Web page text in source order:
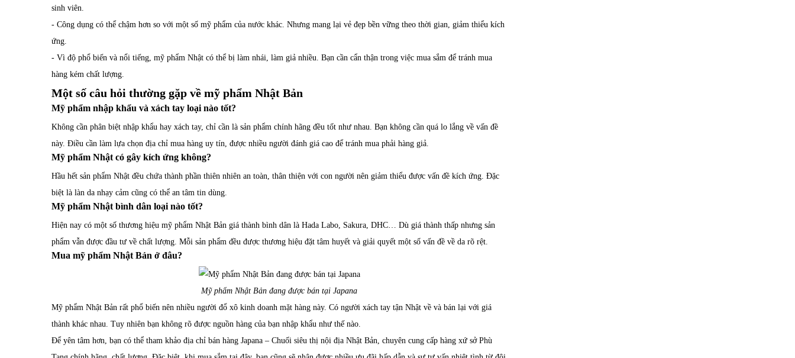
sinh viên.
- Công dụng có thể chậm hơn so với một số mỹ phẩm của nước khác. Nhưng mang lại vẻ đẹp bền vững theo thời gian, giảm thiểu kích
ứng.
- Vì độ phổ biến và nổi tiếng, mỹ phẩm Nhật có thể bị làm nhái, làm giả nhiều. Bạn cần cẩn thận trong việc mua sắm để tránh mua
hàng kém chất lượng.
Một số câu hỏi thường gặp về mỹ phẩm Nhật Bản
Mỹ phẩm nhập khẩu và xách tay loại nào tốt?
Không cần phân biệt nhập khẩu hay xách tay, chỉ cần là sản phẩm chính hãng đều tốt như nhau. Bạn không cần quá lo lắng về vấn đề
này. Điều cần làm lựa chọn địa chỉ mua hàng uy tín, được nhiều người đánh giá cao để tránh mua phải hàng giả.
Mỹ phẩm Nhật có gây kích ứng không?
Hầu hết sản phẩm Nhật đều chứa thành phần thiên nhiên an toàn, thân thiện với con người nên giảm thiểu được vấn đề kích ứng. Đặc
biệt là làn da nhạy cảm cũng có thể an tâm tin dùng.
Mỹ phẩm Nhật bình dân loại nào tốt?
Hiện nay có một số thương hiệu mỹ phẩm Nhật Bản giá thành bình dân là Hada Labo, Sakura, DHC… Dù giá thành thấp nhưng sản
phẩm vẫn được đầu tư về chất lượng. Mỗi sản phẩm đều được thương hiệu đặt tâm huyết và giải quyết một số vấn đề về da rõ rệt.
Mua mỹ phẩm Nhật Bản ở đâu?
Mỹ phẩm Nhật Bản đang được bán tại Japana
Mỹ phẩm Nhật Bản rất phổ biến nên nhiều người đổ xô kinh doanh mặt hàng này. Có người xách tay tận Nhật về và bán lại với giá
thành khác nhau. Tuy nhiên bạn không rõ được nguồn hàng của bạn nhập khẩu như thế nào.
Để yên tâm hơn, bạn có thể tham khảo địa chỉ bán hàng Japana – Chuối siêu thị nội địa Nhật Bản, chuyên cung cấp hàng xứ sở Phù